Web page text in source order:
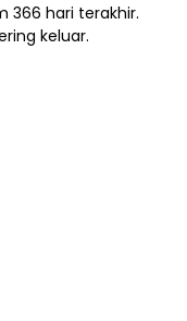
366 hari terakhir.
keluar.